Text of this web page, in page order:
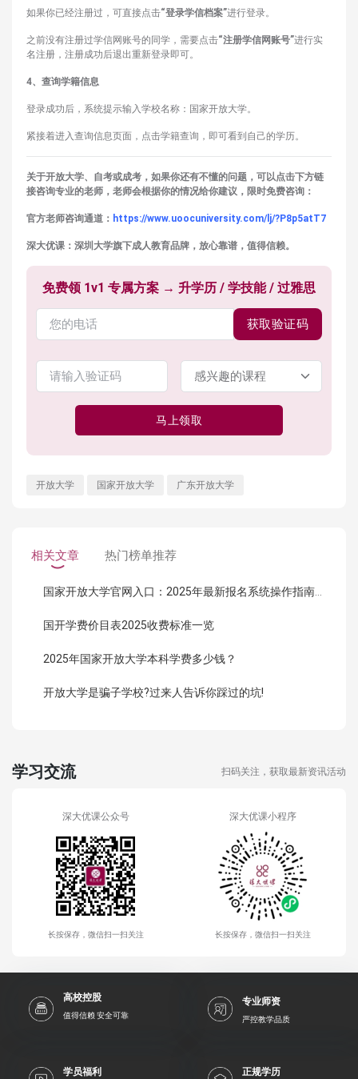
如果你已经注册过，可直接点击“登录学信档案”进行登录。
之前没有注册过学信网账号的同学，需要点击“注册学信网账号”进行实
名注册，注册成功后退出重新登录即可。
4、查询学籍信息
登录成功后，系统提示输入学校名称：国家开放大学。
紧接着进入查询信息页面，点击学籍查询，即可看到自己的学历。
关于开放大学、自考或成考，如果你还有不懂的问题，可以点击下方链
接咨询专业的老师，老师会根据你的情况给你建议，限时免费咨询：
官方老师咨询通道： https://www.uoocuniversity.com/lj/?P8p5atT7
深大优课：深圳大学旗下成人教育品牌，放心靠谱，值得信赖。
免费领 1v1 专属方案 → 升学历 / 学技能 / 过雅思
获取验证码
马上领取
开放大学 国家开放大学 广东开放大学
相关文章 热门榜单推荐
国家开放大学官网入口：2025年最新报名系统操作指南（附链接）
国开学费价目表2025收费标准一览
2025年国家开放大学本科学费多少钱？
开放大学是骗子学校?过来人告诉你踩过的坑!
学习交流 扫码关注，获取最新资讯活动
深大优课公众号
长按保存，微信扫一扫关注
深大优课小程序
长按保存，微信扫一扫关注
高校控股
值得信赖 安全可靠
专业师资
严控教学品质
学员福利 正规学历